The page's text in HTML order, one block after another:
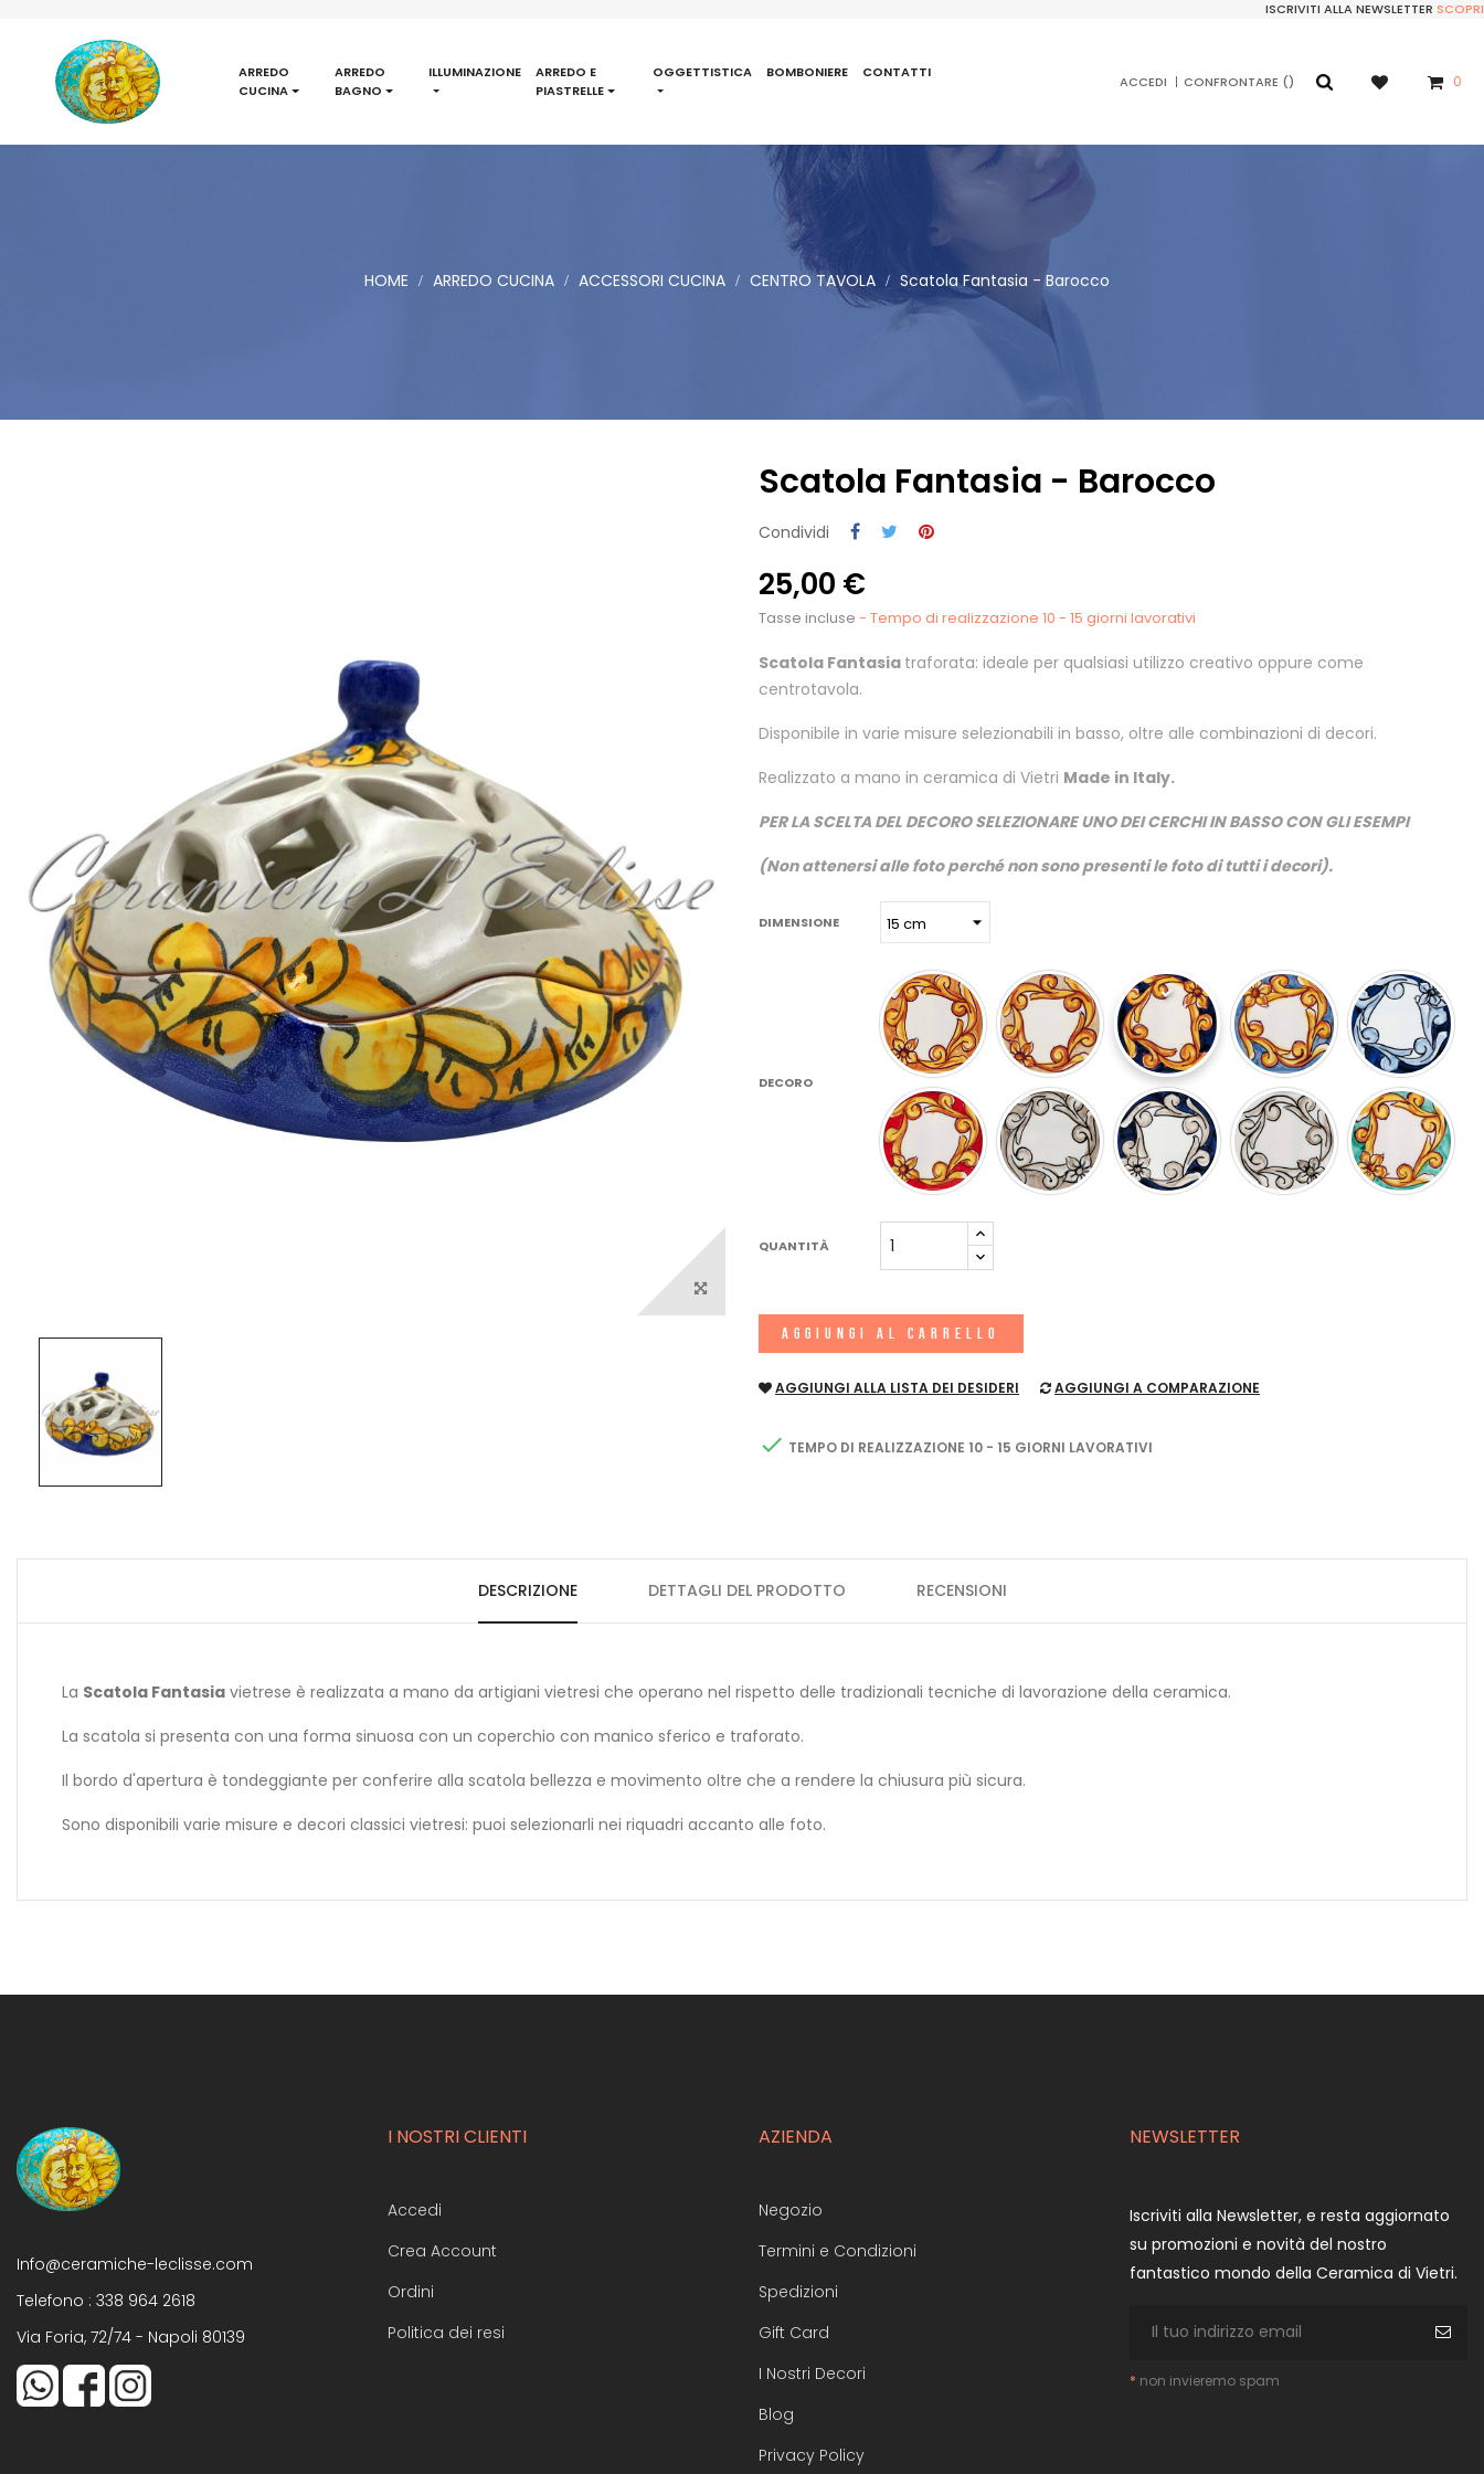
ISCRIVITI ALLA NEWSLETTER SCOPRI
ARREDO
CUCINA
ARREDO
BAGNO
ILLUMINAZIONE
ARREDO E
PIASTRELLE
OGGETTISTICA BOMBONIERE CONTATTI
ACCEDI CONFRONTARE 0
HOME ARREDO CUCINA ACCESSORI CUCINA CENTRO TAVOLA Scatola Fantasia - Barocco
Scatola Fantasia - Barocco
Condividi
25,00 €
Tasse incluse - Tempo di realizzazione 10 - 15 giorni lavorativi
Scatola Fantasia traforata: ideale per qualsiasi utilizzo creativo oppure come
centrotavola.
Disponibile in varie misure selezionabili in basso, oltre alle combinazioni di decori.
Realizzato a mano in ceramica di Vietri Made in Italy.
PER LA SCELTA DEL DECORO SELEZIONARE UNO DEI CERCHI IN BASSO CON GLI ESEMPI
(Non attenersi alle foto perché non sono presenti le foto di tutti i decori).
DIMENSIONE
DECORO
QUANTITÀ
AGGIUNGI AL CARRELLO
AGGIUNGI ALLA LISTA DEI DESIDERI AGGIUNGI A COMPARAZIONE
 TEMPO DI REALIZZAZIONE 10 - 15 GIORNI LAVORATIVI
DESCRIZIONE DETTAGLI DEL PRODOTTO RECENSIONI
La Scatola Fantasia vietrese è realizzata a mano da artigiani vietresi che operano nel rispetto delle tradizionali tecniche di lavorazione della ceramica.
La scatola si presenta con una forma sinuosa con un coperchio con manico sferico e traforato.
Il bordo d'apertura è tondeggiante per conferire alla scatola bellezza e movimento oltre che a rendere la chiusura più sicura.
Sono disponibili varie misure e decori classici vietresi: puoi selezionarli nei riquadri accanto alle foto.
Info@ceramiche-leclisse.com
Telefono : 338 964 2618
Via Foria, 72/74 - Napoli 80139
I NOSTRI CLIENTI
Accedi
Crea Account
Ordini
Politica dei resi
AZIENDA
Negozio
Termini e Condizioni
Spedizioni
Gift Card
I Nostri Decori
Blog
Privacy Policy
NEWSLETTER
Iscriviti alla Newsletter, e resta aggiornato
su promozioni e novità del nostro
fantastico mondo della Ceramica di Vietri.
* non invieremo spam